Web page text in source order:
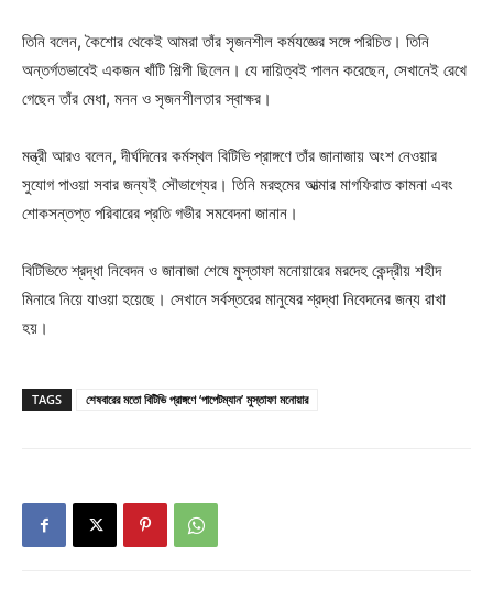
তিনি বলেন, কৈশোর থেকেই আমরা তাঁর সৃজনশীল কর্মযজ্ঞের সঙ্গে পরিচিত। তিনি
অন্তর্গতভাবেই একজন খাঁটি শিল্পী ছিলেন। যে দায়িত্বই পালন করেছেন, সেখানেই রেখে
গেছেন তাঁর মেধা, মনন ও সৃজনশীলতার স্বাক্ষর।
মন্ত্রী আরও বলেন, দীর্ঘদিনের কর্মস্থল বিটিভি প্রাঙ্গণে তাঁর জানাজায় অংশ নেওয়ার
সুযোগ পাওয়া সবার জন্যই সৌভাগ্যের। তিনি মরহুমের আত্মার মাগফিরাত কামনা এবং
শোকসন্তপ্ত পরিবারের প্রতি গভীর সমবেদনা জানান।
বিটিভিতে শ্রদ্ধা নিবেদন ও জানাজা শেষে মুস্তাফা মনোয়ারের মরদেহ কেন্দ্রীয় শহীদ
মিনারে নিয়ে যাওয়া হয়েছে। সেখানে সর্বস্তরের মানুষের শ্রদ্ধা নিবেদনের জন্য রাখা
হয়।
TAGS শেষবারের মতো বিটিভি প্রাঙ্গণে ‘পাপেটম্যান’ মুস্তাফা মনোয়ার